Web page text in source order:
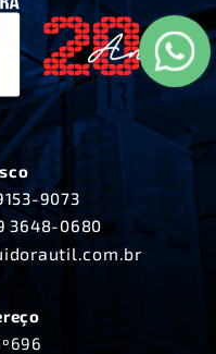
9073
3648-0680